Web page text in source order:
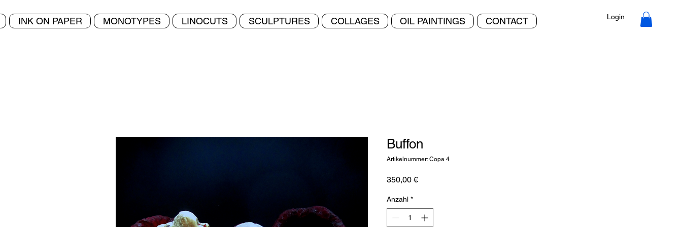
Home
INK ON PAPER MONOTYPES LINOCUTS SCULPTURES COLLAGES OIL PAINTINGS CONTACT Login
Buffon
Artikelnummer: Copa 4
350,00 €Preis
Anzahl *